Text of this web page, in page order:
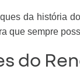
da história
que sempre
do